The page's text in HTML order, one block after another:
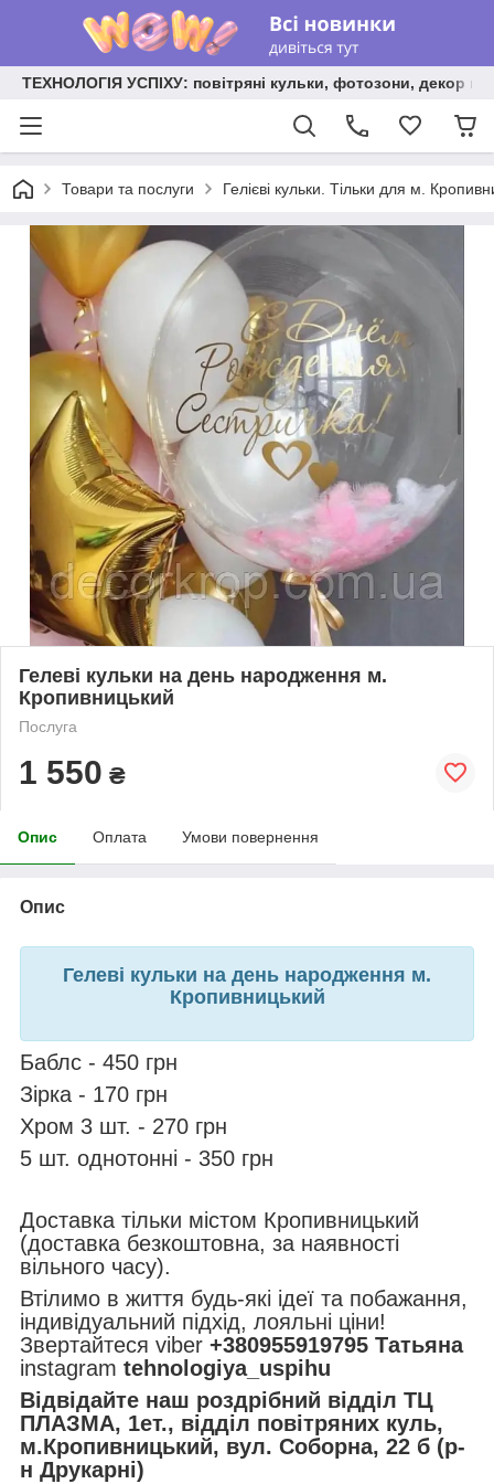
ТЕХНОЛОГІЯ УСПІХУ: повітряні кульки, фотозони, декор на
Товари та послуги Гелієві кульки. Тільки для м.
Гелеві кульки на день народження м.
Кропивницький
Послуга
1 550 ₴
Опис Оплата Умови повернення
Опис
Гелеві кульки на день народження м.
Кропивницький
Баблс - 450 грн
Зірка - 170 грн
Хром 3 шт. - 270 грн
5 шт. однотонні - 350 грн
Доставка тільки містом Кропивницький
(доставка безкоштовна, за наявності
вільного часу).
Втілимо в життя будь-які ідеї та побажання,
індивідуальний підхід, лояльні ціни!
Звертайтеся viber +380955919795 Татьяна
instagram tehnologiya_uspihu
Відвідайте наш роздрібний відділ ТЦ
ПЛАЗМА, 1ет., відділ повітряних куль,
м.Кропивницький, вул. Соборна, 22 б (р-
н Друкарні)